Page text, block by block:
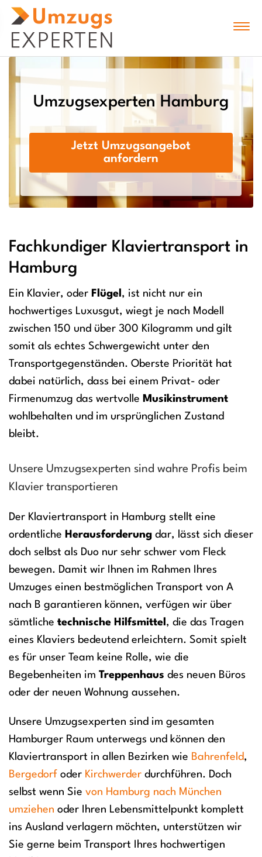
Umzugsexperten Hamburg
Jetzt Umzugsangebot
anfordern
Fachkundiger Klaviertransport in
Hamburg
Ein Klavier, oder Flügel , ist nicht nur ein
hochwertiges Luxusgut, wiegt je nach Modell
zwischen 150 und über 300 Kilogramm und gilt
somit als echtes Schwergewicht unter den
Transportgegenständen. Oberste Priorität hat
dabei natürlich, dass bei einem Privat- oder
Firmenumzug das wertvolle Musikinstrument
wohlbehalten und im ursprünglichen Zustand
bleibt.
Unsere Umzugsexperten sind wahre Profis beim
Klavier transportieren
Der Klaviertransport in Hamburg stellt eine
ordentliche Herausforderung dar, lässt sich dieser
doch selbst als Duo nur sehr schwer vom Fleck
bewegen. Damit wir Ihnen im Rahmen Ihres
Umzuges einen bestmöglichen Transport von A
nach B garantieren können, verfügen wir über
sämtliche technische Hilfsmittel , die das Tragen
eines Klaviers bedeutend erleichtern. Somit spielt
es für unser Team keine Rolle, wie die
Begebenheiten im Treppenhaus des neuen Büros
oder der neuen Wohnung aussehen.
Unsere Umzugsexperten sind im gesamten
Hamburger Raum unterwegs und können den
Klaviertransport in allen Bezirken wie Bahrenfeld,
Bergedorf oder Kirchwerder durchführen. Doch
selbst wenn Sie von Hamburg nach München
umziehen oder Ihren Lebensmittelpunkt komplett
ins Ausland verlagern möchten, unterstützen wir
Sie gerne beim Transport Ihres hochwertigen